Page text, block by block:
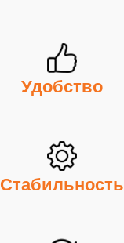
Удобство
Стабильность